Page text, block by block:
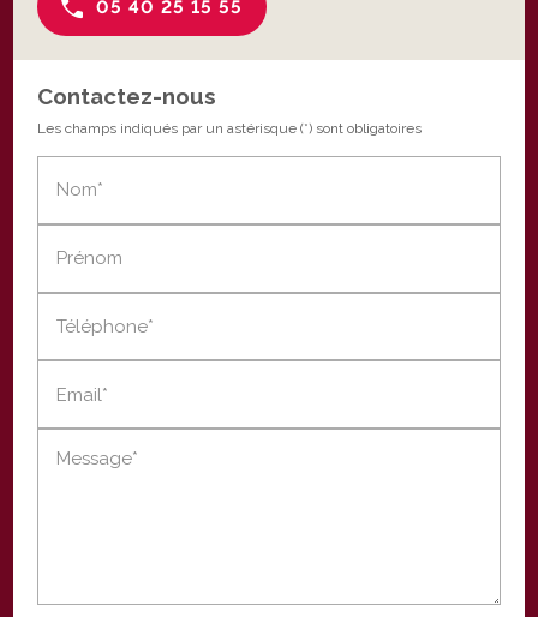
05 40 25 15 55
Contactez-nous
Les champs indiqués par un astérisque (*) sont obligatoires
Nom*
Prénom
Téléphone*
Email*
Message*